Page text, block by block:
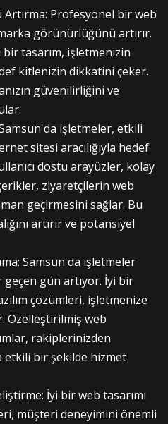
Profesyonel bir web
görünürlüğünü artırır.
bir tasarım, işletmenizin
kitlenizin dikkatini çeker.
güvenilirliğini ve
işletmeler, etkili
sitesi aracılığıyla hedef
dostu arayüzler, kolay
ziyaretçilerin web
geçirmesini sağlar. Bu
artırır ve potansiyel
Samsun'da işletmeler
gün artıyor. İyi bir
çözümleri, işletmenize
Özelleştirilmiş web
rakiplerinizden
etkili bir şekilde hizmet
İyi bir web tasarımı
müşteri deneyimini önemli